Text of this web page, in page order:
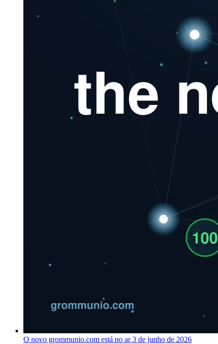
O novo grommunio.com está no ar 3 de junho de 2026